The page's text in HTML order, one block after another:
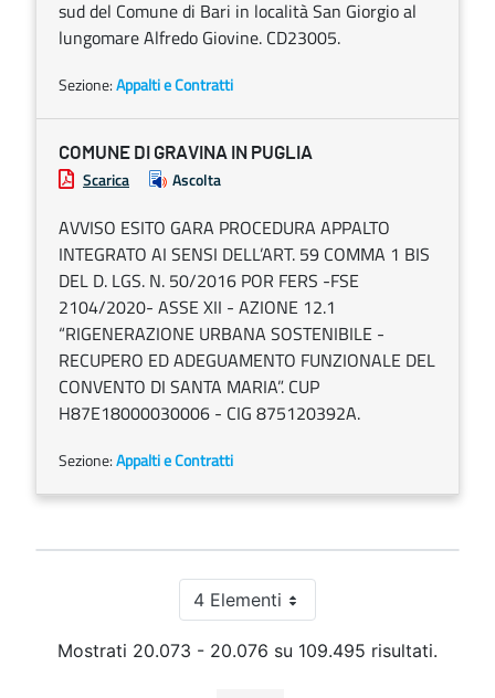
sud del Comune di Bari in località San Giorgio al
lungomare Alfredo Giovine. CD23005.
Sezione:Appalti e Contratti
COMUNE DI GRAVINA IN PUGLIA
Scarica Ascolta
AVVISO ESITO GARA PROCEDURA APPALTO
INTEGRATO AI SENSI DELL’ART. 59 COMMA 1 BIS
DEL D. LGS. N. 50/2016 POR FERS -FSE
2104/2020- ASSE XII - AZIONE 12.1
“RIGENERAZIONE URBANA SOSTENIBILE -
RECUPERO ED ADEGUAMENTO FUNZIONALE DEL
CONVENTO DI SANTA MARIA”. CUP
H87E18000030006 - CIG 875120392A.
Sezione:Appalti e Contratti
4 ElementiPer pagina
Mostrati 20.073 - 20.076 su 109.495 risultati.